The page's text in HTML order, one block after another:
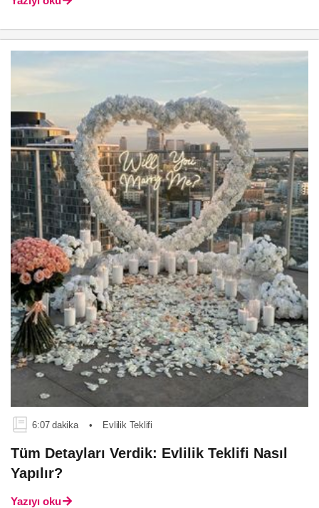
6:07 dakika • Evlilik Teklifi
Tüm Detayları Verdik: Evlilik Teklifi Nasıl
Yapılır?
Yazıyı oku